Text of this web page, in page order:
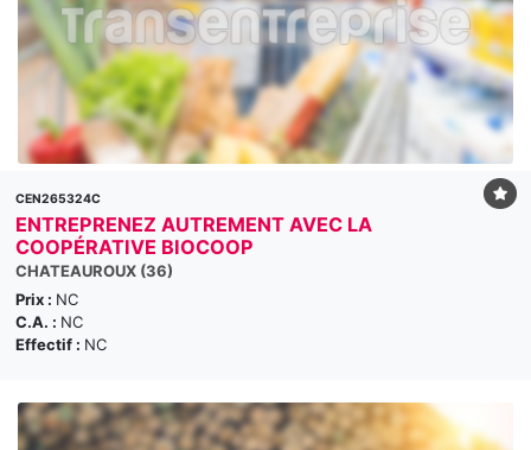
CEN265324C
ENTREPRENEZ AUTREMENT AVEC LA
COOPÉRATIVE BIOCOOP
CHATEAUROUX (36)
Prix : NC
C.A. : NC
Effectif : NC